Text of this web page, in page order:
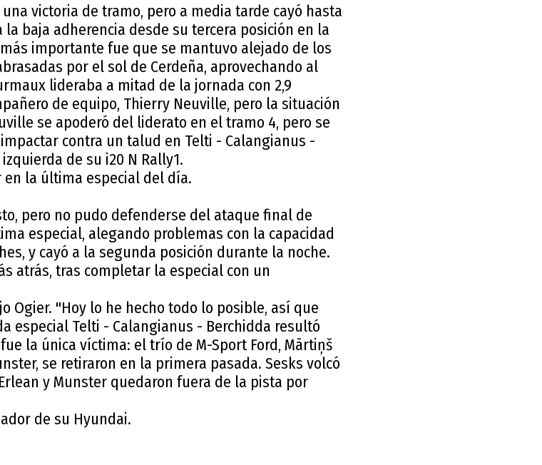
victoria de tramo, pero a media tarde cayó hasta
baja adherencia desde su tercera posición en la
importante fue que se mantuvo alejado de los
por el sol de Cerdeña, aprovechando al
lideraba a mitad de la jornada con 2,9
de equipo, Thierry Neuville, pero la situación
se apoderó del liderato en el tramo 4, pero se
contra un talud en Telti - Calangianus -
de su i20 N Rally1.
en la última especial del día.
pero no pudo defenderse del ataque final de
especial, alegando problemas con la capacidad
y cayó a la segunda posición durante la noche.
atrás, tras completar la especial con un
Ogier. "Hoy lo he hecho todo lo posible, así que
especial Telti - Calangianus - Berchidda resultó
la única víctima: el trío de M-Sport Ford, Mārtiņš
se retiraron en la primera pasada. Sesks volcó
y Munster quedaron fuera de la pista por
de su Hyundai.